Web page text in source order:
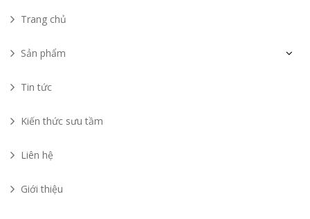
Trang chủ
Sản phẩm
Tin tức
Kiến thức sưu tầm
Liên hệ
Giới thiệu